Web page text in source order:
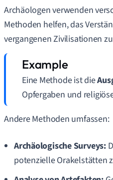
Archäologen verwenden
Methoden helfen, das
vergangenen Zivilisationen
Eine Methode ist die
Opfergaben und
Andere Methoden umfassen:
Archäologische Surveys:
potenzielle Orakelstätten